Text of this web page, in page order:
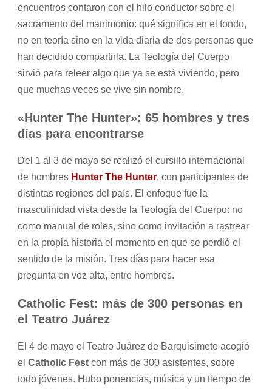
encuentros contaron con el hilo conductor sobre el
sacramento del matrimonio: qué significa en el fondo,
no en teoría sino en la vida diaria de dos personas que
han decidido compartirla. La Teología del Cuerpo
sirvió para releer algo que ya se está viviendo, pero
que muchas veces se vive sin nombre.
«Hunter The Hunter»: 65 hombres y tres
días para encontrarse
Del 1 al 3 de mayo se realizó el cursillo internacional
de hombres Hunter The Hunter, con participantes de
distintas regiones del país. El enfoque fue la
masculinidad vista desde la Teología del Cuerpo: no
como manual de roles, sino como invitación a rastrear
en la propia historia el momento en que se perdió el
sentido de la misión. Tres días para hacer esa
pregunta en voz alta, entre hombres.
Catholic Fest: más de 300 personas en
el Teatro Juárez
El 4 de mayo el Teatro Juárez de Barquisimeto acogió
el Catholic Fest con más de 300 asistentes, sobre
todo jóvenes. Hubo ponencias, música y un tiempo de